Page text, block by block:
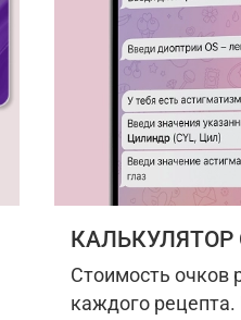
КАЛЬКУЛЯТОР
Стоимость очков
каждого рецепта.